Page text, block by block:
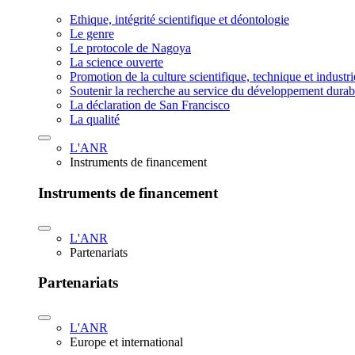
Ethique, intégrité scientifique et déontologie
Le genre
Le protocole de Nagoya
La science ouverte
Promotion de la culture scientifique, technique et
Soutenir la recherche au service du développement
La déclaration de San Francisco
La qualité
L'ANR
Instruments de financement
Instruments de financement
L'ANR
Partenariats
Partenariats
L'ANR
Europe et international